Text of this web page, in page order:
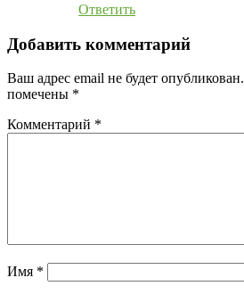
Ответить
Добавить комментарий
Ваш адрес email не будет опубликован.
помечены *
Комментарий *
Имя *